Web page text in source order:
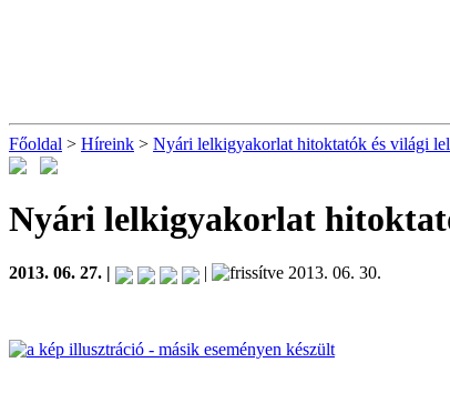
Főoldal > Híreink > Nyári lelkigyakorlat hitoktatók és világi
Nyári lelkigyakorlat
2013. 06. 27. | | 2013. 06. 30.